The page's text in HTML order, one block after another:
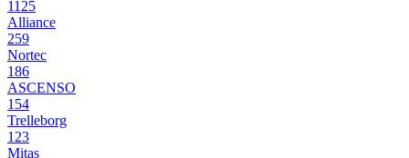
1125
Alliance
259
Nortec
186
ASCENSO
154
Trelleborg
123
Mitas